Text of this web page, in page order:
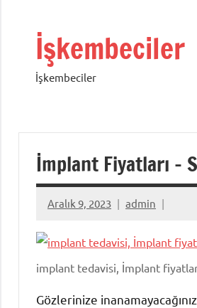
İşkembeciler
İşkembeciler
İmplant Fiyatları –
Aralık 9, 2023 admin
implant tedavisi, İmplant
Gözlerinize